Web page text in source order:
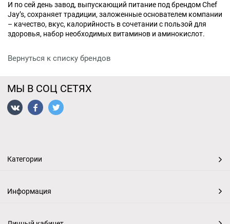
И по сей день завод, выпускающий питание под брендом Chef
Jay’s, сохраняет традиции, заложенные основателем компании
– качество, вкус, калорийность в сочетании с пользой для
здоровья, набор необходимых витаминов и аминокислот.
Вернуться к списку брендов
МЫ В СОЦ СЕТЯХ
Категории
Информация